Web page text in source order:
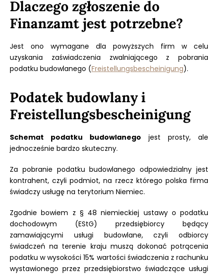
Dlaczego zgłoszenie do
Finanzamt jest potrzebne?
Jest ono wymagane dla powyższych firm w celu
uzyskania zaświadczenia zwalniającego z pobrania
podatku budowlanego (Freistellungsbescheinigung).
Podatek budowlany i
Freistellungsbescheinigung
Schemat podatku budowlanego jest prosty, ale
jednocześnie bardzo skuteczny.
Za pobranie podatku budowlanego odpowiedzialny jest
kontrahent, czyli podmiot, na rzecz którego polska firma
świadczy usługę na terytorium Niemiec.
Zgodnie bowiem z § 48 niemieckiej ustawy o podatku
dochodowym (EStG) przedsiębiorcy będący
zamawiającymi usługi budowlane, czyli odbiorcy
świadczeń na terenie kraju muszą dokonać potrącenia
podatku w wysokości 15% wartości świadczenia z rachunku
wystawionego przez przedsiębiorstwo świadczące usługi